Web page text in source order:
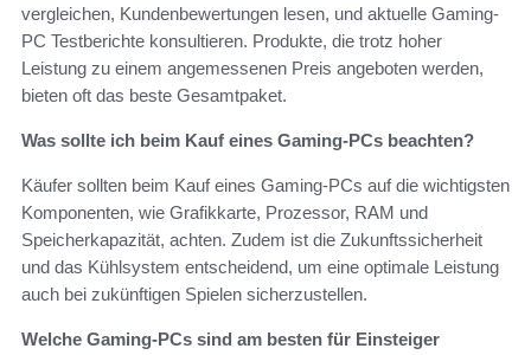
vergleichen, Kundenbewertungen lesen, und aktuelle Gaming-
PC Testberichte konsultieren. Produkte, die trotz hoher
Leistung zu einem angemessenen Preis angeboten werden,
bieten oft das beste Gesamtpaket.
Was sollte ich beim Kauf eines Gaming-PCs beachten?
Käufer sollten beim Kauf eines Gaming-PCs auf die wichtigsten
Komponenten, wie Grafikkarte, Prozessor, RAM und
Speicherkapazität, achten. Zudem ist die Zukunftssicherheit
und das Kühlsystem entscheidend, um eine optimale Leistung
auch bei zukünftigen Spielen sicherzustellen.
Welche Gaming-PCs sind am besten für Einsteiger